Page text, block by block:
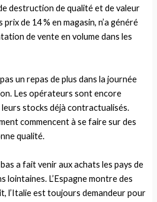
destruction de qualité et de valeur
de 14 % en magasin, n’a généré
de vente en volume dans les
un repas de plus dans la journée
Les opérateurs sont encore
stocks déjà contractualisés.
commencent à se faire sur des
qualité.
a fait venir aux achats les pays de
lointaines. L’Espagne montre des
l’Italie est toujours demandeur pour